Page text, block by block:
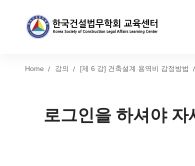
Home 강의 [제 6 강] 건축설계 용역비 감정방법
로그인을 하셔야